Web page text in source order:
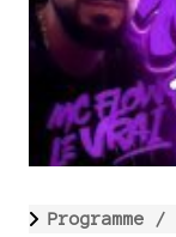
Programme /